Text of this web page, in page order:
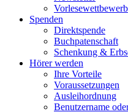
Vorlesewettbewerb
Spenden
Direktspende
Buchpatenschaft
Schenkung &
Hörer werden
Ihre Vorteile
Voraussetzungen
Ausleihordnung
Benutzername